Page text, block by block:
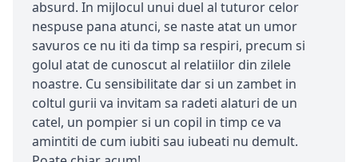
absurd. In mijlocul unui duel al tuturor celor
nespuse pana atunci, se naste atat un umor
savuros ce nu iti da timp sa respiri, precum si
golul atat de cunoscut al relatiilor din zilele
noastre. Cu sensibilitate dar si un zambet in
coltul gurii va invitam sa radeti alaturi de un
catel, un pompier si un copil in timp ce va
amintiti de cum iubiti sau iubeati nu demult.